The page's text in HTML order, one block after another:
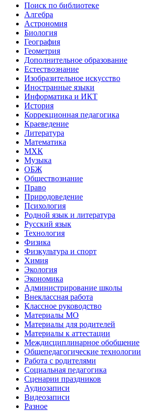
Поиск по библиотеке
Алгебра
Астрономия
Биология
География
Геометрия
Дополнительное образование
Естествознание
Изобразительное искусство
Иностранные языки
Информатика и ИКТ
История
Коррекционная педагогика
Краеведение
Литература
Математика
МХК
Музыка
ОБЖ
Обществознание
Право
Природоведение
Психология
Родной язык и литература
Русский язык
Технология
Физика
Физкультура и спорт
Химия
Экология
Экономика
Администрирование школы
Внеклассная работа
Классное руководство
Материалы МО
Материалы для родителей
Материалы к аттестации
Междисциплинарное обобщение
Общепедагогические технологии
Работа с родителями
Социальная педагогика
Сценарии праздников
Аудиозаписи
Видеозаписи
Разное